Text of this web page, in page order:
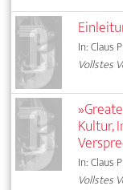
In: Claus
Vollstes
Kultur,
In: Claus
Vollstes